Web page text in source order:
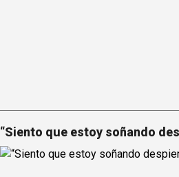
“Siento que estoy soñando